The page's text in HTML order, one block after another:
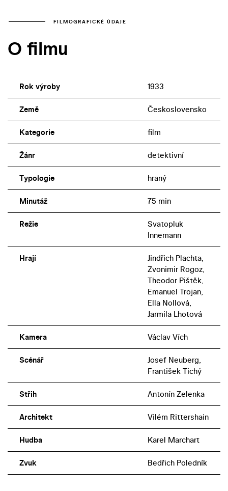
FILMOGRAFICKÉ ÚDAJE
O filmu
Rok výroby 1933
Země Československo
Kategorie film
Žánr detektivní
Typologie hraný
Minutáž 75 min
Režie
Svatopluk
Innemann
Hrají
Jindřich Plachta,
Zvonimir Rogoz,
Theodor Pištěk,
Emanuel Trojan,
Ella Nollová,
Jarmila Lhotová
Kamera Václav Vích
Scénář
Josef Neuberg,
František Tichý
Střih Antonín Zelenka
Architekt Vilém Rittershain
Hudba Karel Marchart
Zvuk Bedřich Poledník